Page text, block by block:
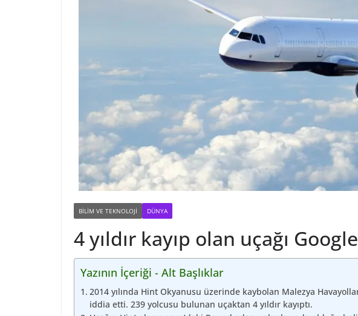
BILIM VE TEKNOLOJI DÜNYA
4 yıldır kayıp olan uçağı
Yazının İçeriği - Alt Başlıklar
2014 yılında Hint Okyanusu üzerinde kaybolan Malezya
iddia etti. 239 yolcusu bulunan uçaktan 4 yıldır kayıptı.